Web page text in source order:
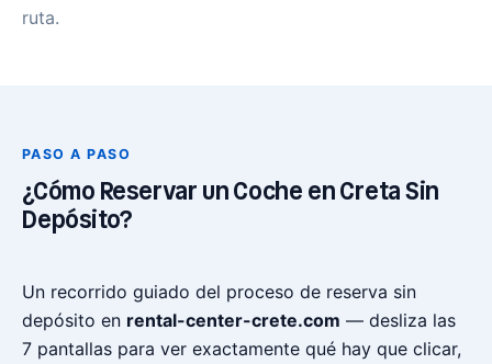
ruta.
PASO A PASO
¿Cómo Reservar un Coche en Creta Sin
Depósito?
Un recorrido guiado del proceso de reserva sin
depósito en rental-center-crete.com — desliza las
7 pantallas para ver exactamente qué hay que clicar,